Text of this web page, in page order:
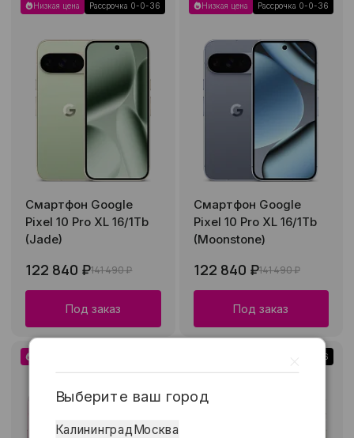
Низкая цена Рассрочка 0-0-36
Смартфон Google
Pixel 10 Pro XL 16/1Tb
(Jade)
122 840 ₽141 490 ₽
Под заказ
Низкая цена Рассрочка 0-0-36
Смартфон Google
Pixel 10 Pro XL 16/1Tb
(Moonstone)
122 840 ₽141 490 ₽
Под заказ
Рассрочка 0-0-36
Выберите ваш город
КалининградМосква